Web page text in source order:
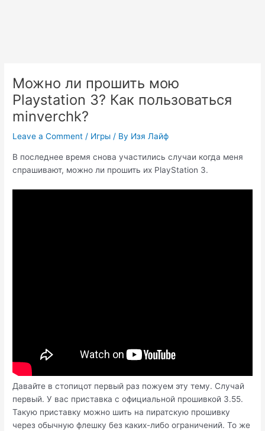
Можно ли прошить мою
Playstation 3? Как пользоваться
minverchk?
Leave a Comment / Игры / By Изя Лайф
В последнее время снова участились случаи когда меня
спрашивают, можно ли прошить их PlayStation 3.
Давайте в стопицот первый раз пожуем эту тему. Случай
первый. У вас приставка с официальной прошивкой 3.55.
Такую приставку можно шить на пиратскую прошивку
через обычную флешку без каких-либо ограничений. То же